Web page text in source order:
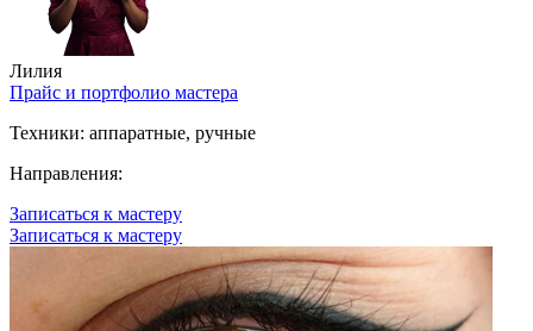
Лилия
Прайс и портфолио мастера
Техники: аппаратные, ручные
Направления:
Записаться к мастеру
Записаться к мастеру